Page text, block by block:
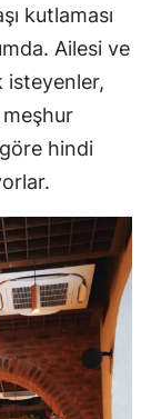
kutlaması
Ailesi ve
isteyenler,
meşhur
hindi